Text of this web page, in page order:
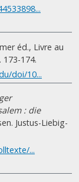
éd., Livre au
173-174.
doi/10...
: die
Justus-Liebig-
...